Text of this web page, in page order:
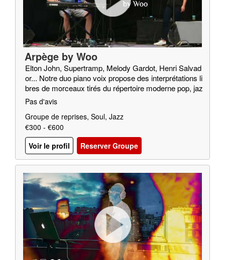
Arpège by Woo
Elton John, Supertramp, Melody Gardot, Henri Salvad
or... Notre duo piano voix propose des interprétations li
bres de morceaux tirés du répertoire moderne pop, jaz
z, soul…
Pas d'avis
Groupe de reprises, Soul, Jazz
€300 - €600
Voir le profil
Reserver Groupe